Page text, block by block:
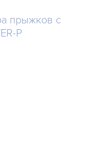
прыжков с
P